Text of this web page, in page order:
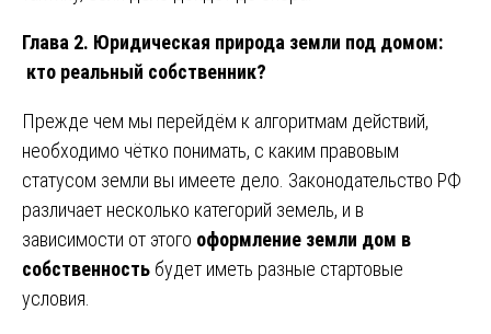
Глава 2. Юридическая природа земли под домом:
кто реальный собственник?
Прежде чем мы перейдём к алгоритмам действий,
необходимо чётко понимать, с каким правовым
статусом земли вы имеете дело. Законодательство РФ
различает несколько категорий земель, и в
зависимости от этого оформление земли дом в
собственность будет иметь разные стартовые
условия.